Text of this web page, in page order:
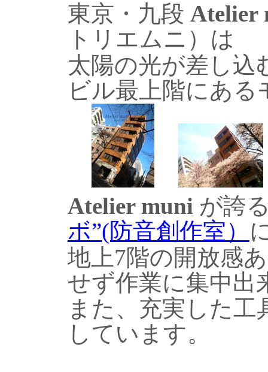
東京・九段 Atelier
トリエムニ）は
太陽の光が差し込
ビル最上階にあ
Atelier muni が誇
ボ”(防音創作室）
地上7階の開放感
せず作業に集中出
また、充実した工
しています。